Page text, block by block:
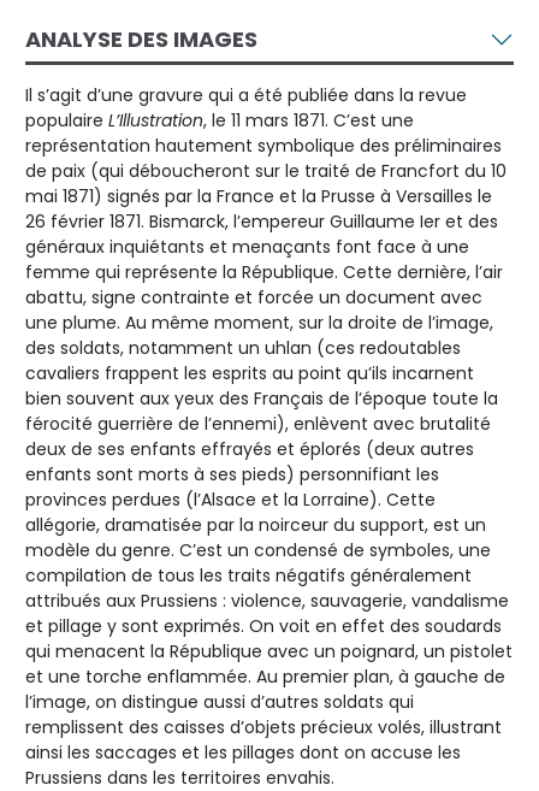
ANALYSE DES IMAGES
Il s’agit d’une gravure qui a été publiée dans la revue
populaire L’Illustration, le 11 mars 1871. C’est une
représentation hautement symbolique des préliminaires
de paix (qui déboucheront sur le traité de Francfort du 10
mai 1871) signés par la France et la Prusse à Versailles le
26 février 1871. Bismarck, l’empereur Guillaume Ier et des
généraux inquiétants et menaçants font face à une
femme qui représente la République. Cette dernière, l’air
abattu, signe contrainte et forcée un document avec
une plume. Au même moment, sur la droite de l’image,
des soldats, notamment un uhlan (ces redoutables
cavaliers frappent les esprits au point qu’ils incarnent
bien souvent aux yeux des Français de l’époque toute la
férocité guerrière de l’ennemi), enlèvent avec brutalité
deux de ses enfants effrayés et éplorés (deux autres
enfants sont morts à ses pieds) personnifiant les
provinces perdues (l’Alsace et la Lorraine). Cette
allégorie, dramatisée par la noirceur du support, est un
modèle du genre. C’est un condensé de symboles, une
compilation de tous les traits négatifs généralement
attribués aux Prussiens : violence, sauvagerie, vandalisme
et pillage y sont exprimés. On voit en effet des soudards
qui menacent la République avec un poignard, un pistolet
et une torche enflammée. Au premier plan, à gauche de
l’image, on distingue aussi d’autres soldats qui
remplissent des caisses d’objets précieux volés, illustrant
ainsi les saccages et les pillages dont on accuse les
Prussiens dans les territoires envahis.